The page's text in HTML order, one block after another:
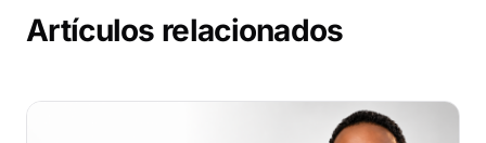
Artículos relacionados